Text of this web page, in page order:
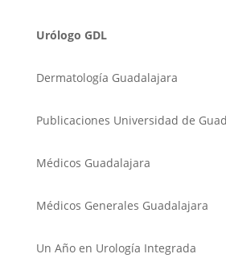
Urólogo GDL
Dermatología Guadalajara
Publicaciones Universidad de
Médicos Guadalajara
Médicos Generales Guadalajara
Un Año en Urología Integrada